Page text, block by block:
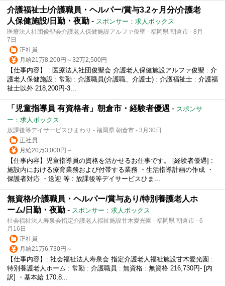
介護福祉士/介護職員・ヘルパー/賞与3.2ヶ月分/介護老
人保健施設/日勤・夜勤 - スポンサー：求人ボックス
医療法人社団俊聖会介護老人保健施設アルファ俊聖 - 福岡県 朝倉市 - 8月
7日
正社員
月給21万8,200円～32万2,500円
【仕事内容】 : 医療法人社団俊聖会 介護老人保健施設アルファ俊聖 : 介
護老人保健施設 : 常勤 : 介護職員(介護職、介護士) : 介護福祉士 : 介護福
祉士以外 218,200円-3...
「児童指導員 有資格者」朝倉市・経験者優遇 - スポンサ
ー：求人ボックス
放課後等デイサービスひまわり - 福岡県 朝倉市 - 3月30日
正社員
月給20万3,000円～
【仕事内容】児童指導員の資格を活かせるお仕事です。 [経験者優遇] :
施設内における療育業務および付帯する業務 ・生活指導計画の作成 ・
保護者対応 ・送迎 等 : 放課後等デイサービスひま...
無資格/介護職員・ヘルパー/賞与あり/特別養護老人ホ
ーム/日勤・夜勤 - スポンサー：求人ボックス
社会福祉法人寿泉会指定介護老人福祉施設甘木愛光園 - 福岡県 朝倉市 - 6
月16日
正社員
月給21万6,730円～
【仕事内容】: 社会福祉法人寿泉会 指定介護老人福祉施設甘木愛光園 :
特別養護老人ホーム : 常勤 : 介護職員 : 無資格 : 無資格 216,730円- [内
訳] ・基本給 170,8...